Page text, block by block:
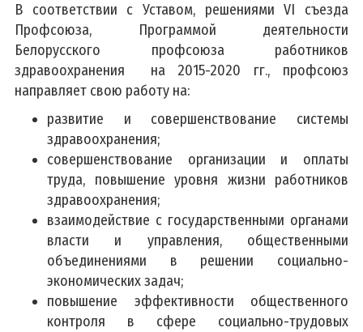
В соответствии с Уставом, решениями VI съезда
Профсоюза, Программой деятельности
Белорусского профсоюза работников
здравоохранения на 2015-2020 гг., профсоюз
направляет свою работу на:
развитие и совершенствование системы
здравоохранения;
совершенствование организации и оплаты
труда, повышение уровня жизни работников
здравоохранения;
взаимодействие с государственными органами
власти и управления, общественными
объединениями в решении социально-
экономических задач;
повышение эффективности общественного
контроля в сфере социально-трудовых